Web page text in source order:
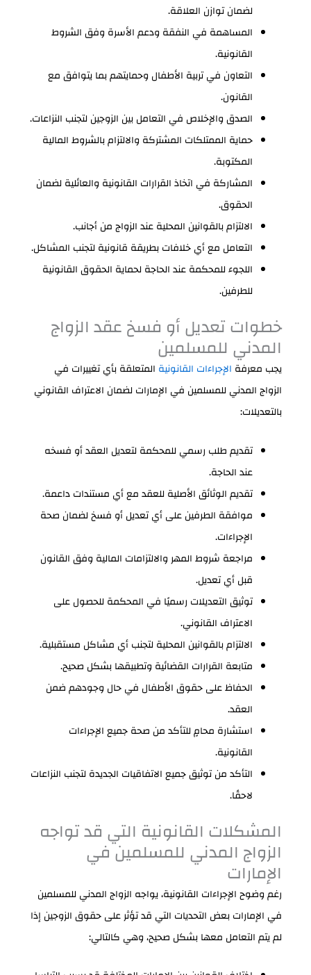
لضمان توازن العلاقة.
المساهمة في النفقة ودعم الأسرة وفق الشروط
القانونية.
التعاون في تربية الأطفال وحمايتهم بما يتوافق مع
القانون.
الصدق والإخلاص في التعامل بين الزوجين لتجنب النزاعات.
حماية الممتلكات المشتركة والالتزام بالشروط المالية
المكتوبة.
المشاركة في اتخاذ القرارات القانونية والعائلية لضمان
الحقوق.
الالتزام بالقوانين المحلية عند الزواج من أجانب.
التعامل مع أي خلافات بطريقة قانونية لتجنب المشاكل.
اللجوء للمحكمة عند الحاجة لحماية الحقوق القانونية
للطرفين.
خطوات تعديل أو فسخ عقد الزواج
المدني للمسلمين
يجب معرفة الإجراءات القانونية المتعلقة بأي تغييرات في
الزواج المدني للمسلمين في الإمارات لضمان الاعتراف القانوني
بالتعديلات:
تقديم طلب رسمي للمحكمة لتعديل العقد أو فسخه
عند الحاجة.
تقديم الوثائق الأصلية للعقد مع أي مستندات داعمة.
موافقة الطرفين على أي تعديل أو فسخ لضمان صحة
الإجراءات.
مراجعة شروط المهر والالتزامات المالية وفق القانون
قبل أي تعديل.
توثيق التعديلات رسميًا في المحكمة للحصول على
الاعتراف القانوني.
الالتزام بالقوانين المحلية لتجنب أي مشاكل مستقبلية.
متابعة القرارات القضائية وتطبيقها بشكل صحيح.
الحفاظ على حقوق الأطفال في حال وجودهم ضمن
العقد.
استشارة محامٍ للتأكد من صحة جميع الإجراءات
القانونية.
التأكد من توثيق جميع الاتفاقيات الجديدة لتجنب النزاعات
لاحقًا.
المشكلات القانونية التي قد تواجه
الزواج المدني للمسلمين في
الإمارات
رغم وضوح الإجراءات القانونية، يواجه الزواج المدني للمسلمين
في الإمارات بعض التحديات التي قد تؤثر على حقوق الزوجين إذا
لم يتم التعامل معها بشكل صحيح، وهي كالتالي: